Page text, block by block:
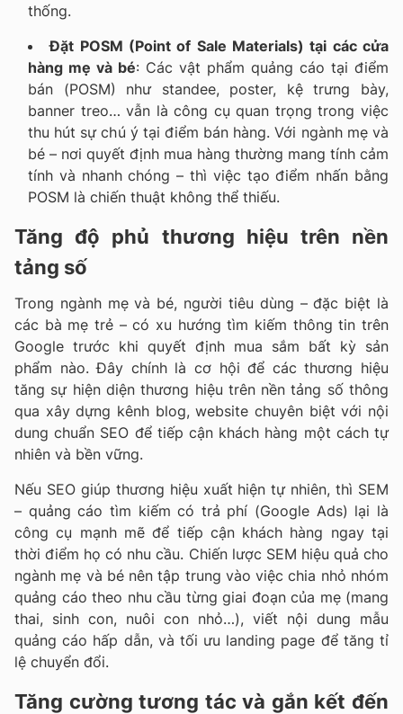
thống.
Đặt POSM (Point of Sale Materials) tại các cửa
hàng mẹ và bé: Các vật phẩm quảng cáo tại điểm
bán (POSM) như standee, poster, kệ trưng bày,
banner treo… vẫn là công cụ quan trọng trong việc
thu hút sự chú ý tại điểm bán hàng. Với ngành mẹ và
bé – nơi quyết định mua hàng thường mang tính cảm
tính và nhanh chóng – thì việc tạo điểm nhấn bằng
POSM là chiến thuật không thể thiếu.
Tăng độ phủ thương hiệu trên nền
tảng số
Trong ngành mẹ và bé, người tiêu dùng – đặc biệt là
các bà mẹ trẻ – có xu hướng tìm kiếm thông tin trên
Google trước khi quyết định mua sắm bất kỳ sản
phẩm nào. Đây chính là cơ hội để các thương hiệu
tăng sự hiện diện thương hiệu trên nền tảng số thông
qua xây dựng kênh blog, website chuyên biệt với nội
dung chuẩn SEO để tiếp cận khách hàng một cách tự
nhiên và bền vững.
Nếu SEO giúp thương hiệu xuất hiện tự nhiên, thì SEM
– quảng cáo tìm kiếm có trả phí (Google Ads) lại là
công cụ mạnh mẽ để tiếp cận khách hàng ngay tại
thời điểm họ có nhu cầu. Chiến lược SEM hiệu quả cho
ngành mẹ và bé nên tập trung vào việc chia nhỏ nhóm
quảng cáo theo nhu cầu từng giai đoạn của mẹ (mang
thai, sinh con, nuôi con nhỏ…), viết nội dung mẫu
quảng cáo hấp dẫn, và tối ưu landing page để tăng tỉ
lệ chuyển đổi.
Tăng cường tương tác và gắn kết đến